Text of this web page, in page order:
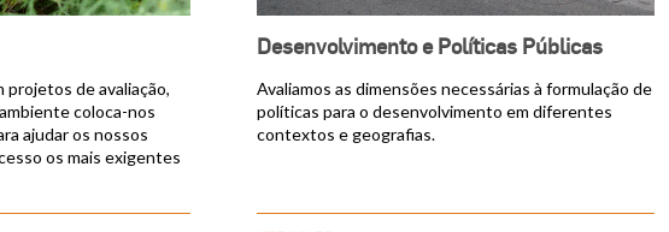
projetos de avaliação,
coloca-nos
ajudar os nossos
os mais exigentes
Desenvolvimento e Políticas Públicas
Avaliamos as dimensões necessárias à formulação de
políticas para o desenvolvimento em diferentes
contextos e geografias.